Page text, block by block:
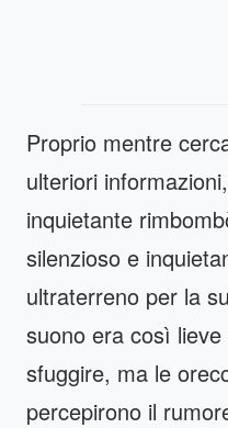
Proprio mentre
ulteriori
inquietante
silenzioso e
ultraterreno per la
suono era così
sfuggire, ma le
percepirono il